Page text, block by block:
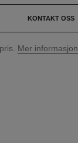
KONTAKT OSS
Mer informasjon